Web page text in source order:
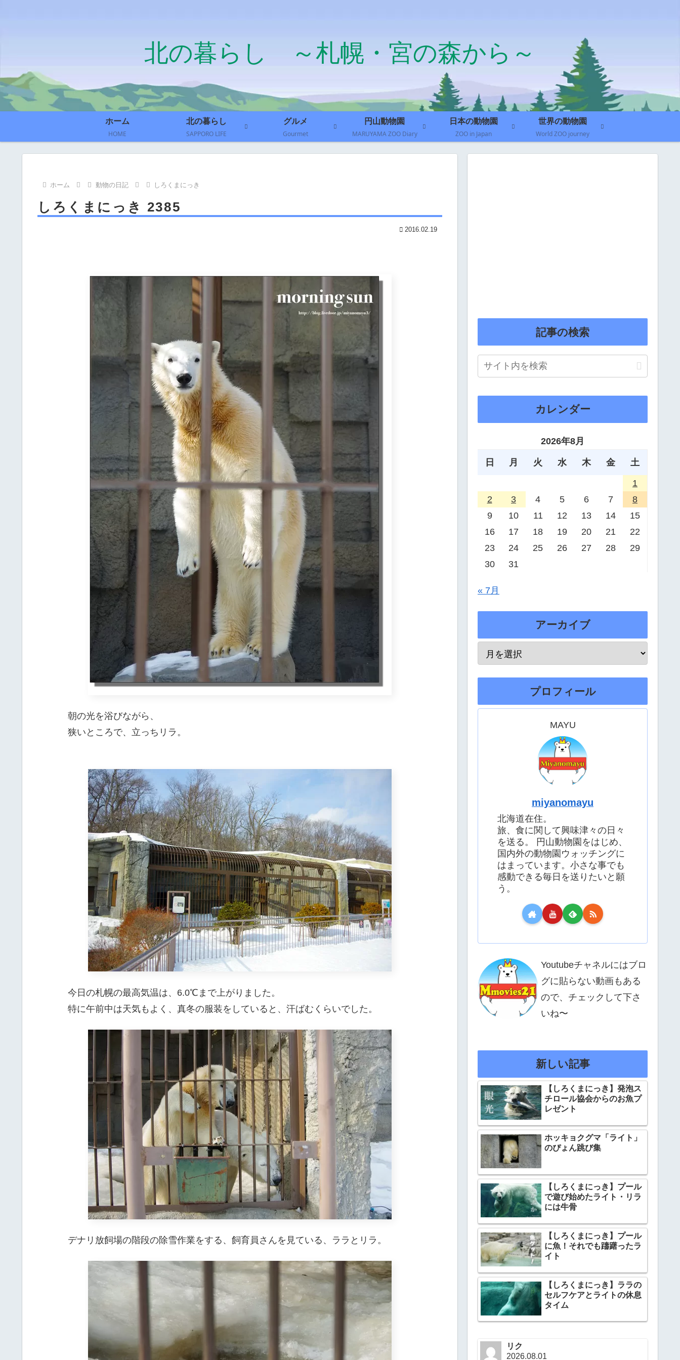
北の暮らし ～札幌・宮の森から～
ホーム
HOME
北の暮らし
SAPPORO LIFE
グルメ
Gourmet
円山動物園
MARUYAMA ZOO Diary
日本の動物園
ZOO in Japan
世界の動物園
World ZOO journey
ホーム 動物の日記 しろくまにっき
しろくまにっき 2385
2016.02.19
朝の光を浴びながら、
狭いところで、立っちリラ。
今日の札幌の最高気温は、6.0℃まで上がりました。
特に午前中は天気もよく、真冬の服装をしていると、汗ばむくらいでした。
デナリ放飼場の階段の除雪作業をする、飼育員さんを見ている、ララとリラ。
記事の検索
カレンダー
2026年8月
日 月 火 水 木 金 土
1
2
3 4 5 6 7
8
9
10 11 12 13 14
15
16
17 18 19 20 21
22
23
24 25 26 27 28
29
30
31
« 7月
アーカイブ
プロフィール
MAYU
miyanomayu
北海道在住。
旅、食に関して興味津々の日々
を送る。 円山動物園をはじめ、
国内外の動物園ウォッチングに
はまっています。小さな事でも
感動できる毎日を送りたいと願
う。
Youtubeチャネルにはブロ
グに貼らない動画もある
ので、チェックして下さ
いね〜
新しい記事
【しろくまにっき】発泡ス
チロール協会からのお魚プ
レゼント
ホッキョクグマ「ライト」
のぴょん跳び集
【しろくまにっき】プール
で遊び始めたライト・リラ
には牛骨
【しろくまにっき】プール
に魚！それでも躊躇ったラ
イト
【しろくまにっき】ララの
セルフケアとライトの休息
タイム
リク
2026.08.01